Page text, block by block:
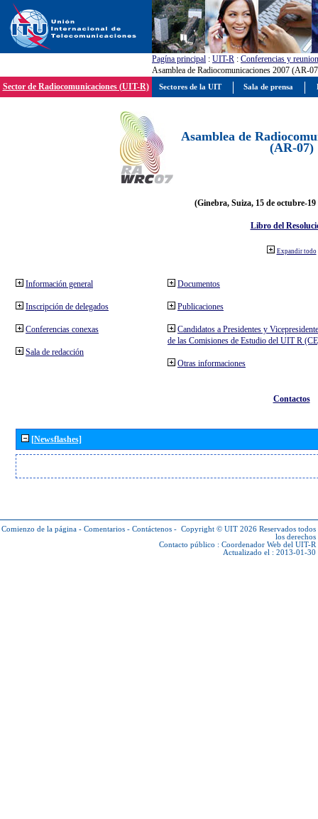
Pagína principal : UIT-R : Conferencias y
Asamblea de Radiocomunicaciones 2007 (AR-
Sector de Radiocomunicaciones (UIT-R)
Asamblea de
(AR-07)
(Ginebra, Suiza, 15 de octubre-19
Libro del
Expandir todo
Información general
Inscripción de delegados
Conferencias conexas
Sala de redacción
Documentos
Publicaciones
Candidatos a Presidentes y
de las Comisiones de Estudio del UIT R
Otras informaciones
Contactos
[Newsflashes]
Comienzo de la página - Comentarios - Contáctenos - Copyright © UIT 2026 Reservados todos
los derechos
Contacto público : Coordenador Web del UIT-R
Actualizado el : 2013-01-30
Sectores de la UIT Sala de prensa